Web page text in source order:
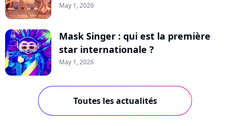
May 1, 2026
Mask Singer : qui est la première
star internationale ?
May 1, 2026
Toutes les actualités